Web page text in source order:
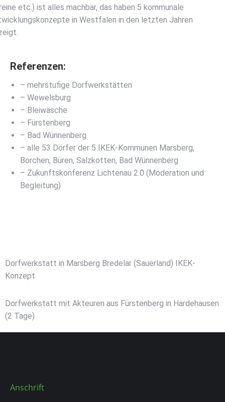
etc.) ist alles machbar, das haben 5 kommunale
in Westfalen in den letzten Jahren
Referenzen:
– mehrstufige Dorfwerkstätten
– Wewelsburg
– Bleiwäsche
– Fürstenberg
– Bad Wünnenberg
– alle 53 Dörfer der 5 IKEK-Kommunen Marsberg,
Borchen, Büren, Salzkotten, Bad Wünnenberg
– Zukunftskonferenz Lichtenau 2.0 (Moderation und
Begleitung)
Dorfwerkstatt in Marsberg Bredelar (Sauerland) IKEK-
Konzept
Dorfwerkstatt mit Akteuren aus Fürstenberg in Hardehausen
(2 Tage)
Anschrift